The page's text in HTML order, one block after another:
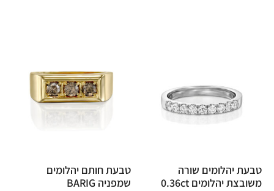
טבעת יהלומים שורה
משובצת יהלומים 0.36ct
טבעת חותם יהלומים
שמפניה BARIG